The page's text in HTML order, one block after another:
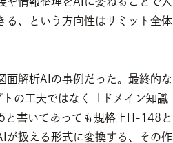
る、という方向性はサミット全体
面解析AIの事例だった。最終的な
の工夫ではなく「ドメイン知識
と書いてあっても規格上H-148と
が扱える形式に変換する、その作